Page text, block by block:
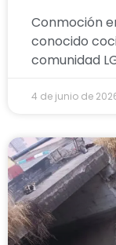
Conmoción
conocido
comunidad
4 de junio de